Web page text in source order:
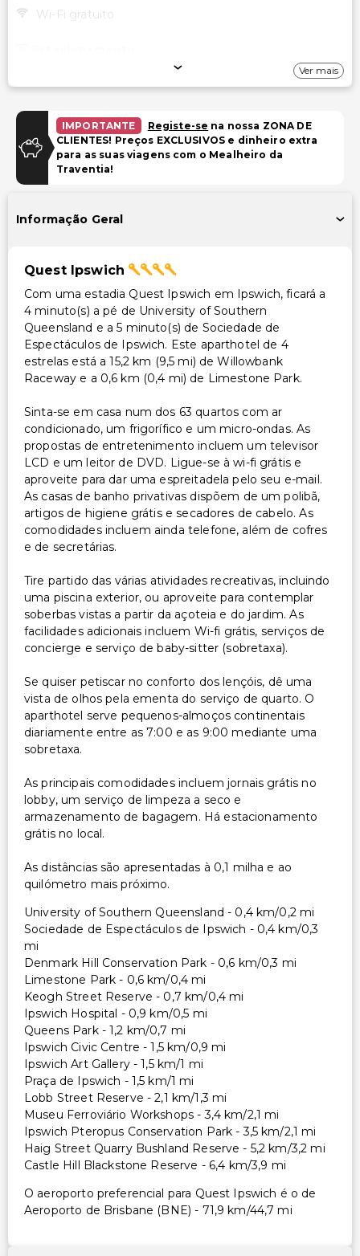
Wi-Fi gratuito
Estacionamento (taxa extra)
Instalações
Área para piquenique
Acessibilidade
Caminho acessível para cadeira de rodas
Estacionamento acessível para cadeira de rodas
Outros serviços
Serviço de babá ou cuidados infantis (taxa extra)
Cofre na recepção
Serviço de lavanderia
Serviço de lavanderia/lavagem a seco
Ver mais
IMPORTANTE Registe-se na nossa ZONA DE
CLIENTES! Preços EXCLUSIVOS e dinheiro extra
para as suas viagens com o Mealheiro da
Traventia!
Informação Geral
Quest Ipswich
Com uma estadia Quest Ipswich em Ipswich, ficará a
4 minuto(s) a pé de University of Southern
Queensland e a 5 minuto(s) de Sociedade de
Espectáculos de Ipswich. Este aparthotel de 4
estrelas está a 15,2 km (9,5 mi) de Willowbank
Raceway e a 0,6 km (0,4 mi) de Limestone Park.
Sinta-se em casa num dos 63 quartos com ar
condicionado, um frigorífico e um micro-ondas. As
propostas de entretenimento incluem um televisor
LCD e um leitor de DVD. Ligue-se à wi-fi grátis e
aproveite para dar uma espreitadela pelo seu e-mail.
As casas de banho privativas dispõem de um polibã,
artigos de higiene grátis e secadores de cabelo. As
comodidades incluem ainda telefone, além de cofres
e de secretárias.
Tire partido das várias atividades recreativas, incluindo
uma piscina exterior, ou aproveite para contemplar
soberbas vistas a partir da açoteia e do jardim. As
facilidades adicionais incluem Wi-fi grátis, serviços de
concierge e serviço de baby-sitter (sobretaxa).
Se quiser petiscar no conforto dos lençóis, dê uma
vista de olhos pela ementa do serviço de quarto. O
aparthotel serve pequenos-almoços continentais
diariamente entre as 7:00 e as 9:00 mediante uma
sobretaxa.
As principais comodidades incluem jornais grátis no
lobby, um serviço de limpeza a seco e
armazenamento de bagagem. Há estacionamento
grátis no local.
As distâncias são apresentadas à 0,1 milha e ao
quilómetro mais próximo.
University of Southern Queensland - 0,4 km/0,2 mi
Sociedade de Espectáculos de Ipswich - 0,4 km/0,3
mi
Denmark Hill Conservation Park - 0,6 km/0,3 mi
Limestone Park - 0,6 km/0,4 mi
Keogh Street Reserve - 0,7 km/0,4 mi
Ipswich Hospital - 0,9 km/0,5 mi
Queens Park - 1,2 km/0,7 mi
Ipswich Civic Centre - 1,5 km/0,9 mi
Ipswich Art Gallery - 1,5 km/1 mi
Praça de Ipswich - 1,5 km/1 mi
Lobb Street Reserve - 2,1 km/1,3 mi
Museu Ferroviário Workshops - 3,4 km/2,1 mi
Ipswich Pteropus Conservation Park - 3,5 km/2,1 mi
Haig Street Quarry Bushland Reserve - 5,2 km/3,2 mi
Castle Hill Blackstone Reserve - 6,4 km/3,9 mi
O aeroporto preferencial para Quest Ipswich é o de
Aeroporto de Brisbane (BNE) - 71,9 km/44,7 mi